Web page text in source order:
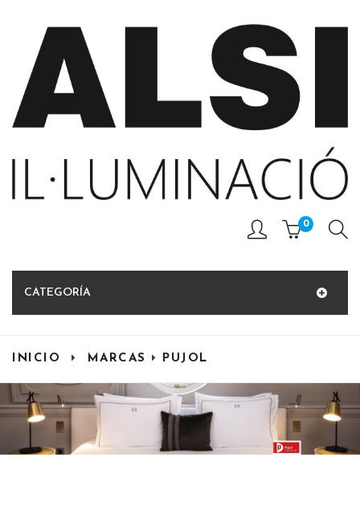
0
CATEGORÍA
INICIO MARCAS PUJOL